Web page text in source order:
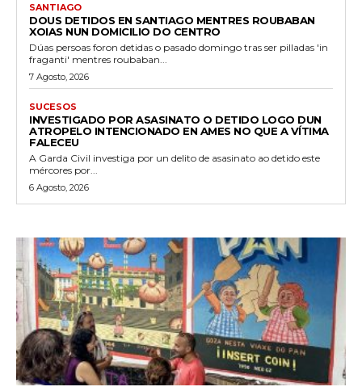
SANTIAGO
DOUS DETIDOS EN SANTIAGO MENTRES ROUBABAN
XOIAS NUN DOMICILIO DO CENTRO
Dúas persoas foron detidas o pasado domingo tras ser pilladas 'in
fraganti' mentres roubaban...
7 Agosto, 2026
SUCESOS
INVESTIGADO POR ASASINATO O DETIDO LOGO DUN
ATROPELO INTENCIONADO EN AMES NO QUE A VÍTIMA
FALECEU
A Garda Civil investiga por un delito de asasinato ao detido este
mércores por...
6 Agosto, 2026